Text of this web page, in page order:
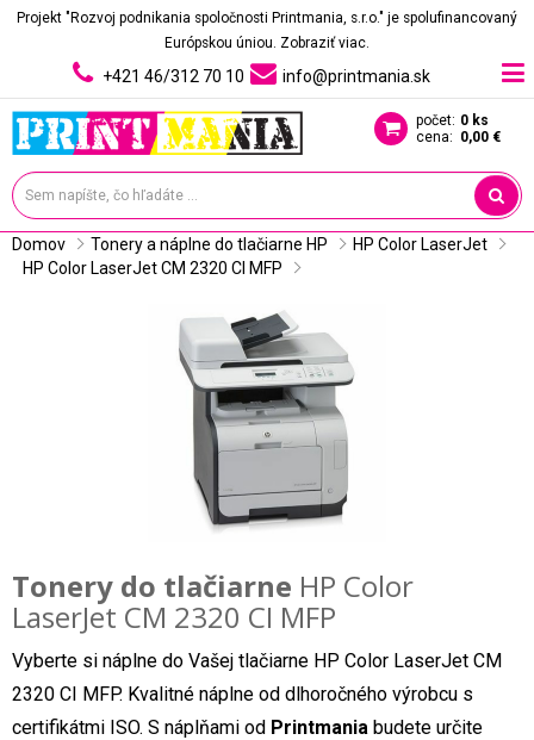
Projekt "Rozvoj podnikania spoločnosti Printmania, s.r.o." je spolufinancovaný
Európskou úniou. Zobraziť viac.
+421 46/312 70 10 info@printmania.sk
počet: 0 ks
cena: 0,00 €
Domov Tonery a náplne do tlačiarne HP
HP Color LaserJet
HP Color LaserJet CM 2320 CI MFP
Tonery do tlačiarne HP Color
LaserJet CM 2320 CI MFP
Vyberte si náplne do Vašej tlačiarne HP Color LaserJet CM
2320 CI MFP. Kvalitné náplne od dlhoročného výrobcu s
certifikátmi ISO. S náplňami od Printmania budete určite